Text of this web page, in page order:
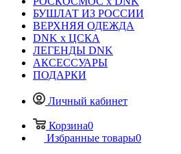
БУШЛАТ ИЗ РОССИИ
ВЕРХНЯЯ ОДЕЖДА
DNK x ЦСКА
ЛЕГЕНДЫ DNK
АКСЕССУАРЫ
ПОДАРКИ
Личный кабинет
Корзина0
Избранные товары0